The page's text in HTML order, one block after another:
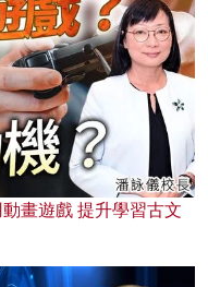
畫遊戲 提升學習古文